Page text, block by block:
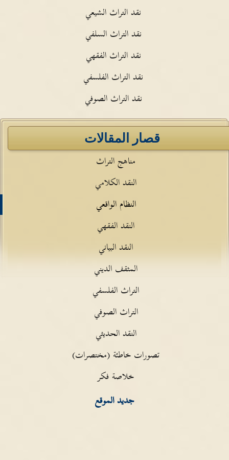
نقد التراث الشيعي
نقد التراث السلفي
نقد التراث الفقهي
نقد التراث الفلسفي
نقد التراث الصوفي
قصار المقالات
مناهج التراث
النقد الكلامي
النظام الواقعي
النقد الفقهي
النقد البياني
المثقف الديني
التراث الفلسفي
التراث الصوفي
النقد الحديثي
تصورات خاطئة (مختصرات)
خلاصة فكر
جديد الموقع